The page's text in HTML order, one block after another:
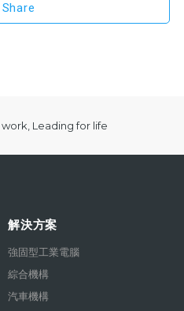
Share
Leading for life
解決方案
強固型工業電腦
綜合機構
汽車機構